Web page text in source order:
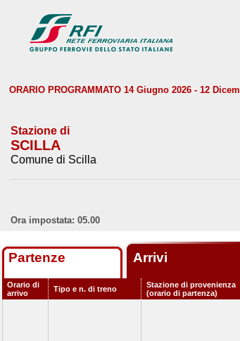
ORARIO PROGRAMMATO 14 Giugno 2026 - 12
Stazione di
SCILLA
Comune di Scilla
Ora impostata: 05.00
Partenze Arrivi
Orario di
arrivo
Tipo e n. di treno
Stazione di provenienza
(orario di partenza)